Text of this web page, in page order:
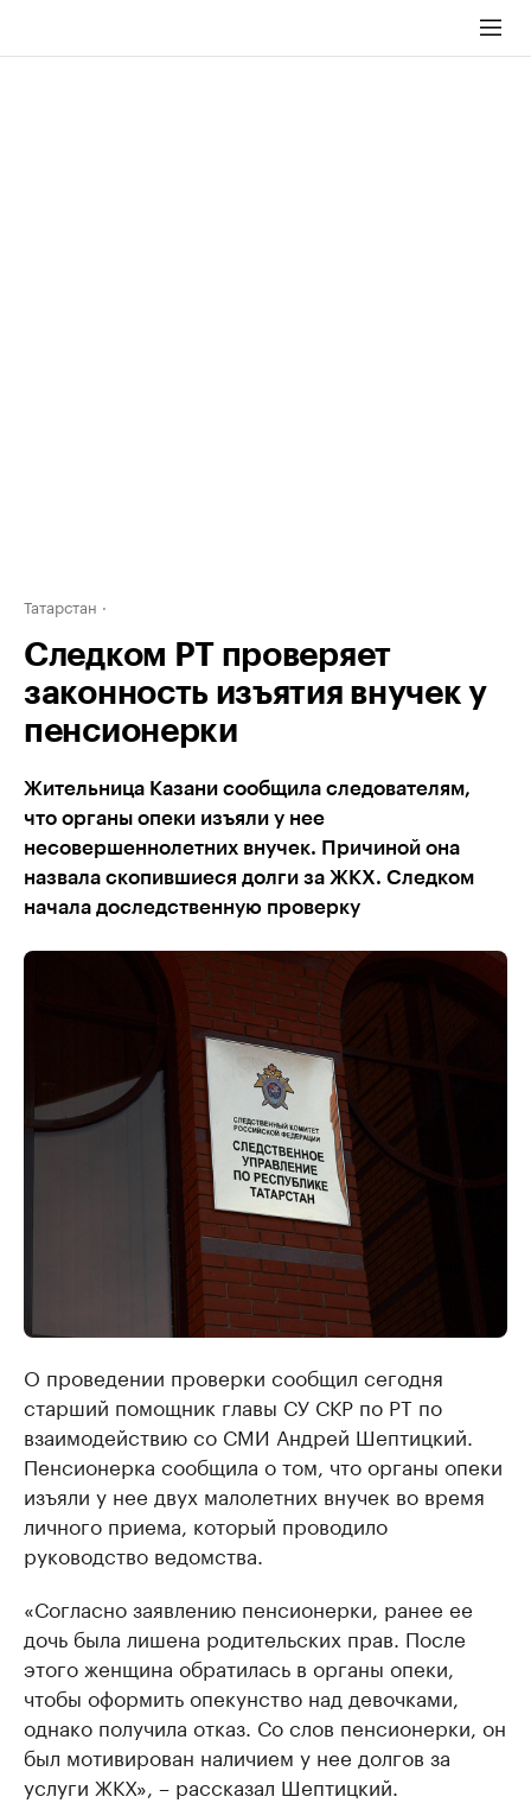
Татарстан
Следком РТ проверяет
законность изъятия внучек у
пенсионерки
Жительница Казани сообщила следователям,
что органы опеки изъяли у нее
несовершеннолетних внучек. Причиной она
назвала скопившиеся долги за ЖКХ. Следком
начала доследственную проверку
О проведении проверки сообщил сегодня
старший помощник главы СУ СКР по РТ по
взаимодействию со СМИ Андрей Шептицкий.
Пенсионерка сообщила о том, что органы опеки
изъяли у нее двух малолетних внучек во время
личного приема, который проводило
руководство ведомства.
«Согласно заявлению пенсионерки, ранее ее
дочь была лишена родительских прав. После
этого женщина обратилась в органы опеки,
чтобы оформить опекунство над девочками,
однако получила отказ. Со слов пенсионерки, он
был мотивирован наличием у нее долгов за
услуги ЖКХ», – рассказал Шептицкий.